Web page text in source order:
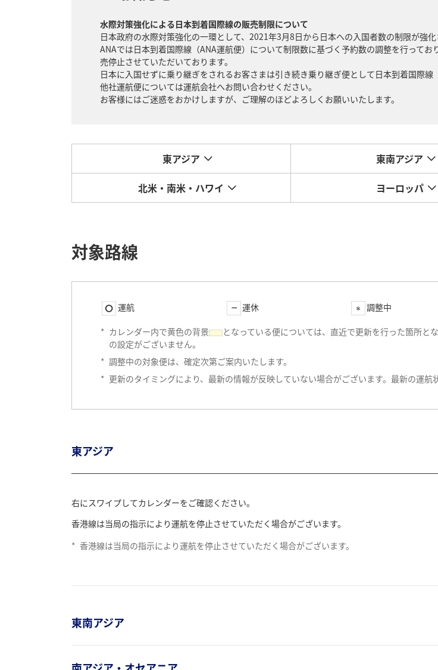
水際対策強化による日本到着国際線の販売制限について
日本政府の水際対策強化の一環として、2021年3月8日から日本への入国者数の制限が強化
ANAでは日本到着国際線（ANA運航便）について制限数に基づく予約数の調整を行って
売停止させていただいております。
日本に入国せずに乗り継ぎをされるお客さまは引き続き乗り継ぎ便として日本到着国際線
他社運航便については運航会社へお問い合わせください。
お客様にはご迷惑をおかけしますが、ご理解のほどよろしくお願いいたします。
東アジア 東南アジア
北米・南米・ハワイ ヨーロッパ
対象路線
運航 運休 調整中
* カレンダー内で黄色の背景 となっている便については、直近で更新を行った箇所と
の設定がございません。
* 調整中の対象便は、確定次第ご案内いたします。
* 更新のタイミングにより、最新の情報が反映していない場合がございます。最新の運航
東アジア
右にスワイプしてカレンダーをご確認ください。
香港線は当局の指示により運航を停止させていただく場合がございます。
* 香港線は当局の指示により運航を停止させていただく場合がございます。
東南アジア